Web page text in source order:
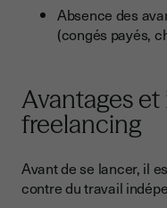
Absence des
(congés payés,
Avantages
freelancing
Avant de se lancer, il
contre du travail